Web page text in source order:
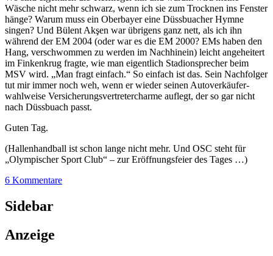
Wäsche nicht mehr schwarz, wenn ich sie zum Trocknen ins Fenster
hänge? Warum muss ein Oberbayer eine Düssbuacher Hymne
singen? Und Bülent Akşen war übrigens ganz nett, als ich ihn
während der EM 2004 (oder war es die EM 2000? EMs haben den
Hang, verschwommen zu werden im Nachhinein) leicht angeheitert
im Finkenkrug fragte, wie man eigentlich Stadionsprecher beim
MSV wird. „Man fragt einfach.“ So einfach ist das. Sein Nachfolger
tut mir immer noch weh, wenn er wieder seinen Autoverkäufer-
wahlweise Versicherungsvertretercharme auflegt, der so gar nicht
nach Düssbuach passt.
Guten Tag.
(Hallenhandball ist schon lange nicht mehr. Und OSC steht für
„Olympischer Sport Club“ – zur Eröffnungsfeier des Tages …)
6 Kommentare
Sidebar
Anzeige